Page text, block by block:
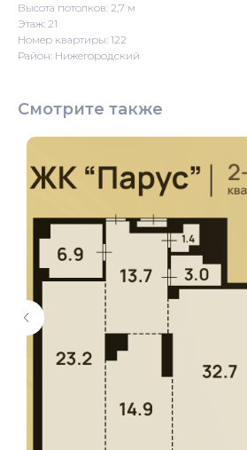
Высота потолков: 2,7 м
Этаж: 21
Номер квартиры: 122
Район: Нижегородский
Смотрите также